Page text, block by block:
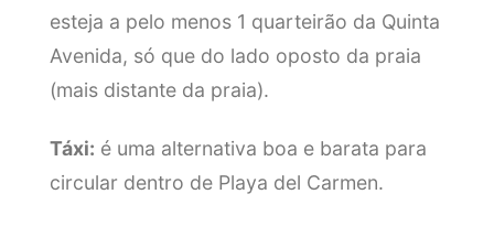
esteja a pelo menos 1 quarteirão da Quinta
Avenida, só que do lado oposto da praia
(mais distante da praia).
Táxi: é uma alternativa boa e barata para
circular dentro de Playa del Carmen.